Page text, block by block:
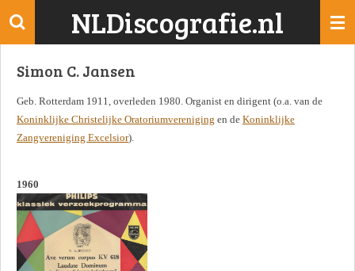
Ga
de
NLDiscografie.nl
Simon C. Jansen
Geb. Rotterdam 1911, overleden 1980. Organist en dirigent (o.a. van de
Koninklijke Christelijke Oratoriumvereniging en de Koninklijke
Zangvereniging Excelsior).
1960